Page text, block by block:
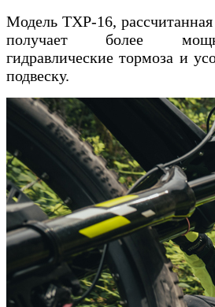
Модель TXP-16, рассчитанная
получает более
гидравлические тормоза и
подвеску.